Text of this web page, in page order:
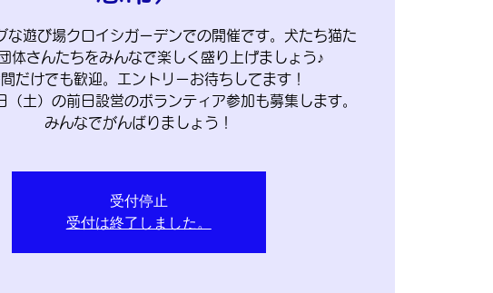
な遊び場クロイシガーデンでの開催です。犬たち猫た
体さんたちをみんなで楽しく盛り上げましょう♪
だけでも歓迎。エントリーお待ちしてます！
（土）の前日設営のボランティア参加も募集します。
みんなでがんばりましょう！
受付停止
受付は終了しました。